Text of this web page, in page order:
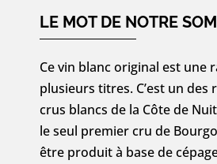
Denis
1er
Cru
«
Clos
des
LE MOT DE NOTRE
Ce vin blanc original est une
plusieurs titres. C’est un des
crus blancs de la Côte de
le seul premier cru de
être produit à base de